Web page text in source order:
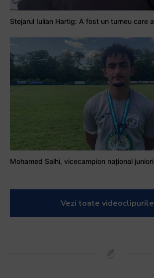
Vezi toate videoclipurile